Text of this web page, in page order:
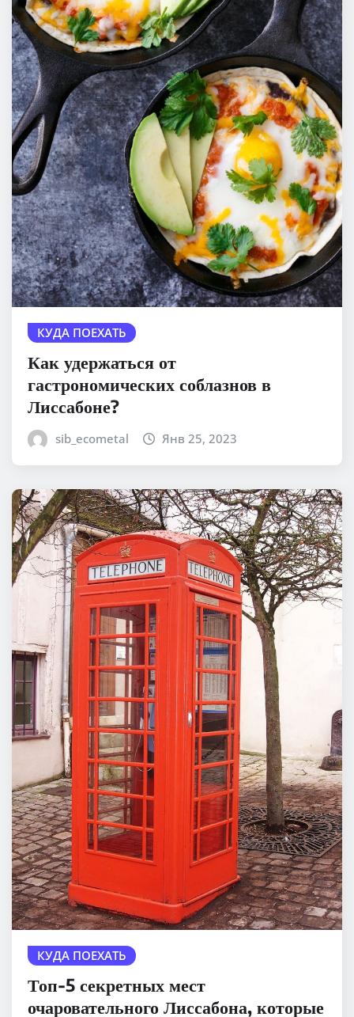
КУДА ПОЕХАТЬ
Как удержаться от
гастрономических соблазнов в
Лиссабоне?
sib_ecometal Янв 25, 2023
КУДА ПОЕХАТЬ
Топ-5 секретных мест
очаровательного Лиссабона, которые